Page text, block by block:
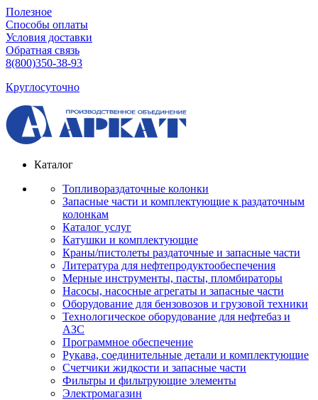
Полезное
Способы оплаты
Условия доставки
Обратная связь
8(800)350-38-93
Круглосуточно
Каталог
Топливораздаточные колонки
Запасные части и комплектующие к раздаточным
колонкам
Каталог услуг
Катушки и комплектующие
Краны/пистолеты раздаточные и запасные части
Литература для нефтепродуктообеспечения
Мерные инструменты, пасты, пломбираторы
Насосы, насосные агрегаты и запасные части
Оборудование для бензовозов и грузовой техники
Технологическое оборудование для нефтебаз и
АЗС
Программное обеспечение
Рукава, соединительные детали и комплектующие
Счетчики жидкости и запасные части
Фильтры и фильтрующие элементы
Электромагазин